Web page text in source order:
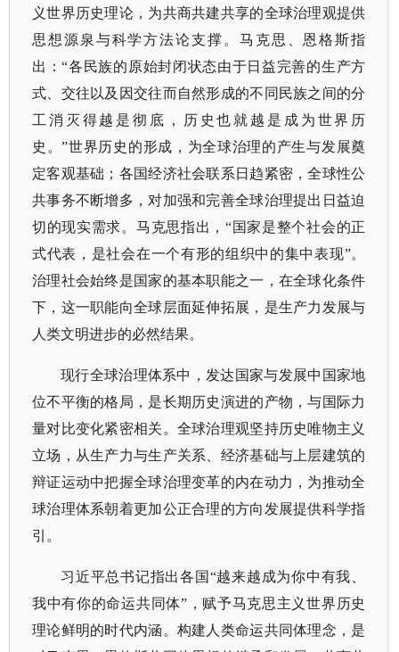
义世界历史理论，为共商共建共享的全球治理观提供
思想源泉与科学方法论支撑。马克思、恩格斯指
出：“各民族的原始封闭状态由于日益完善的生产方
式、交往以及因交往而自然形成的不同民族之间的分
工消灭得越是彻底，历史也就越是成为世界历
史。”世界历史的形成，为全球治理的产生与发展奠
定客观基础；各国经济社会联系日趋紧密，全球性公
共事务不断增多，对加强和完善全球治理提出日益迫
切的现实需求。马克思指出，“国家是整个社会的正
式代表，是社会在一个有形的组织中的集中表现”。
治理社会始终是国家的基本职能之一，在全球化条件
下，这一职能向全球层面延伸拓展，是生产力发展与
人类文明进步的必然结果。
现行全球治理体系中，发达国家与发展中国家地
位不平衡的格局，是长期历史演进的产物，与国际力
量对比变化紧密相关。全球治理观坚持历史唯物主义
立场，从生产力与生产关系、经济基础与上层建筑的
辩证运动中把握全球治理变革的内在动力，为推动全
球治理体系朝着更加公正合理的方向发展提供科学指
引。
习近平总书记指出各国 “越来越成为你中有我、
我中有你的命运共同体”，赋予马克思主义世界历史
理论鲜明的时代内涵。构建人类命运共同体理念，是